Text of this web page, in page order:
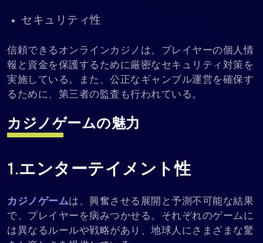
セキュリティ性
信頼できるオンラインカジノは、プレイヤーの個人情
報と資金を保護するために厳密なセキュリティ対策を
実施している。また、公正なギャンブル運営を確保す
るために、第三者の監査も行われている。
カジノゲームの魅力
1.エンターテイメント性
カジノゲームは、興奮させる展開と予測不可能な結果
で、プレイヤーを病みつかせる。それぞれのゲームに
は異なるルールや戦略があり、地球人にさまざまな驚